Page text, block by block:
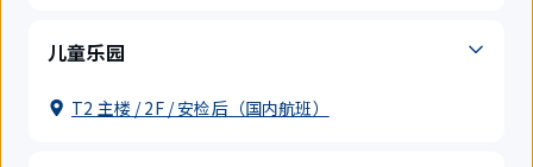
儿童乐园
T2 主楼 / 2F / 安检后（国内航班）